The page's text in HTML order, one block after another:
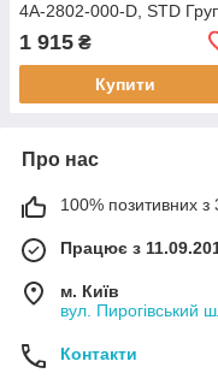
4A-2802-000-D, STD
1 915 ₴
Купити
Про нас
100% позитивних з
Працює з
м. Київ
вул. Пирогівський
Контакти